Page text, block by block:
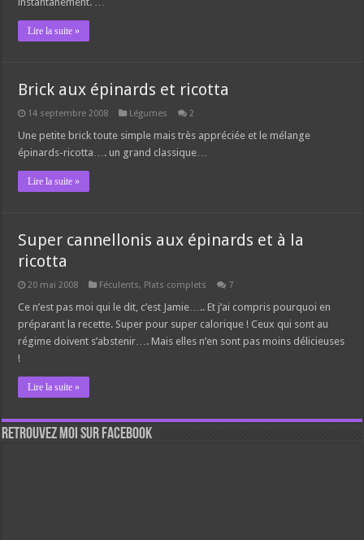
Lire la suite »
Brick aux épinards et ricotta
14 septembre 2008 Légumes 2
Une petite brick toute simple mais très appréciée et le mélange
épinards-ricotta…. un grand classique…
Lire la suite »
Super cannellonis aux épinards et à la
ricotta
20 mai 2008 Féculents, Plats complets 7
Ce n’est pas moi qui le dit, c’est Jamie….. Et j’ai compris pourquoi en
préparant la recette. Super pour super calorique ! Ceux qui sont au
régime doivent s’abstenir…. Mais elles n’en sont pas moins délicieuses
!
Lire la suite »
Retrouvez moi sur Facebook